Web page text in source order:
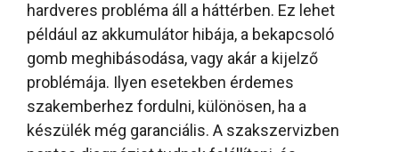
hardveres probléma áll a háttérben. Ez lehet
például az akkumulátor hibája, a bekapcsoló
gomb meghibásodása, vagy akár a kijelző
problémája. Ilyen esetekben érdemes
szakemberhez fordulni, különösen, ha a
készülék még garanciális. A szakszervizben